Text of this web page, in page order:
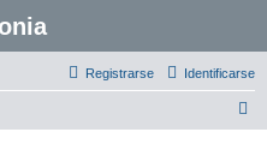
Identificarse
Registrarse